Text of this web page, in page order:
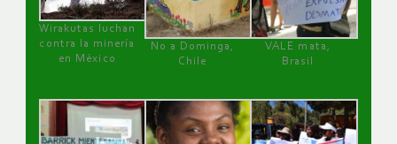
Wirakutas luchan
contra la minería
en México
No a Dominga,
Chile
VALE mata,
Brasil